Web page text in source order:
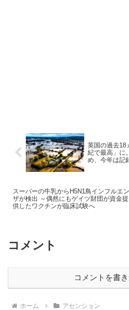
英国の過去18
紀で最高」に
め、今年は記
スーパーの牛乳からH5N1鳥インフルエン
ザが検出 ～偶然にもゲイツ財団が資金提
供したワクチンが臨床試験へ
コメント
コメントを書
ホーム アセンション